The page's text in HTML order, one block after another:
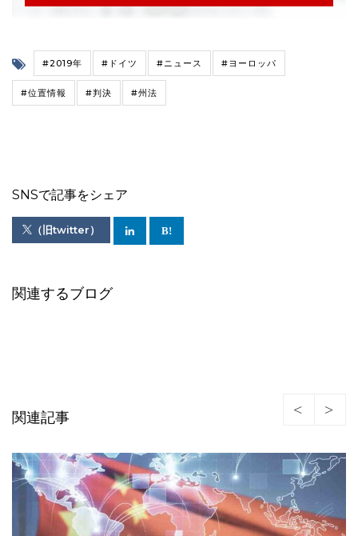
#2019年 #ドイツ #ニュース #ヨーロッパ
#位置情報 #判決 #州法
SNSで記事をシェア
（旧twitter）
関連するブログ
関連記事